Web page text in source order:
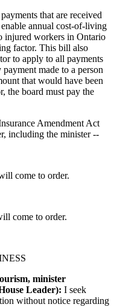
that are received
annual cost-of-living
injured workers in Ontario
factor. This bill also
to apply to all payments
made to a person
that would have been
the board must pay the
Amendment Act
including the minister --
come to order.
come to order.
minister
Leader): I seek
without notice regarding